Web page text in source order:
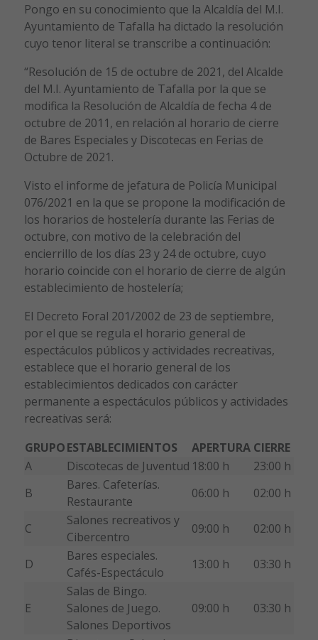
Pongo en su conocimiento que la Alcaldía del M.I.
Ayuntamiento de Tafalla ha dictado la resolución
cuyo tenor literal se transcribe a continuación:
“Resolución de 15 de octubre de 2021, del Alcalde
del M.I. Ayuntamiento de Tafalla por la que se
modifica la Resolución de Alcaldía de fecha 4 de
octubre de 2011, en relación al horario de cierre
de Bares Especiales y Discotecas en Ferias de
Octubre de 2021.
Visto el informe de jefatura de Policía Municipal
076/2021 en la que se propone la modificación de
los horarios de hostelería durante las Ferias de
octubre, con motivo de la celebración del
encierrillo de los días 23 y 24 de octubre, cuyo
horario coincide con el horario de cierre de algún
establecimiento de hostelería;
El Decreto Foral 201/2002 de 23 de septiembre,
por el que se regula el horario general de
espectáculos públicos y actividades recreativas,
establece que el horario general de los
establecimientos dedicados con carácter
permanente a espectáculos públicos y actividades
recreativas será:
GRUPOESTABLECIMIENTOS APERTURA CIERRE
A
Discotecas de Juventud 18:00 h
23:00 h
B
Bares. Cafeterías.
Restaurante
06:00 h 02:00 h
C
Salones recreativos y
Cibercentro
09:00 h 02:00 h
D
Bares especiales.
Cafés-Espectáculo
13:00 h 03:30 h
E
Salas de Bingo.
Salones de Juego.
Salones Deportivos
09:00 h 03:30 h